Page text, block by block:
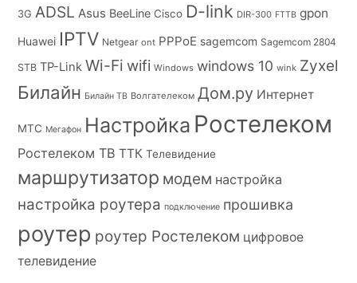
3G ADSL Asus BeeLine Cisco D-link DIR-300 FTTB gpon
Huawei IPTV Netgear ont PPPoE sagemcom Sagemcom 2804
STB TP-Link Wi-Fi wifi Windows windows 10 wink Zyxel
Билайн Билайн ТВ Волгателеком Дом.ру Интернет
МТС Мегафон Настройка Ростелеком
Ростелеком ТВ ТТК Телевидение
маршрутизатор модем настройка
настройка роутера подключение прошивка
роутер роутер Ростелеком цифровое
телевидение